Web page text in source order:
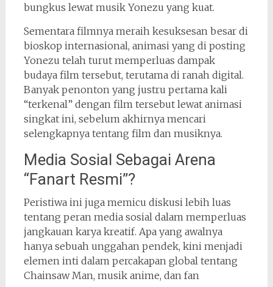
bungkus lewat musik Yonezu yang kuat.
Sementara filmnya meraih kesuksesan besar di
bioskop internasional, animasi yang di posting
Yonezu telah turut memperluas dampak
budaya film tersebut, terutama di ranah digital.
Banyak penonton yang justru pertama kali
“terkenal” dengan film tersebut lewat animasi
singkat ini, sebelum akhirnya mencari
selengkapnya tentang film dan musiknya.
Media Sosial Sebagai Arena
“Fanart Resmi”?
Peristiwa ini juga memicu diskusi lebih luas
tentang peran media sosial dalam memperluas
jangkauan karya kreatif. Apa yang awalnya
hanya sebuah unggahan pendek, kini menjadi
elemen inti dalam percakapan global tentang
Chainsaw Man, musik anime, dan fan